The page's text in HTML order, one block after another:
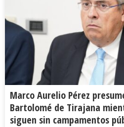
Marco Aurelio Pérez
Bartolomé de Tirajana
siguen sin campamentos